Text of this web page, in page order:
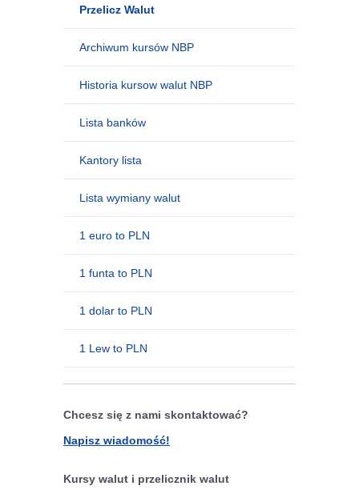
Przelicz Walut
Archiwum kursów NBP
Historia kursow walut NBP
Lista banków
Kantory lista
Lista wymiany walut
1 euro to PLN
1 funta to PLN
1 dolar to PLN
1 Lew to PLN
Chcesz się z nami skontaktować?
Napisz wiadomość!
Kursy walut i przelicznik walut